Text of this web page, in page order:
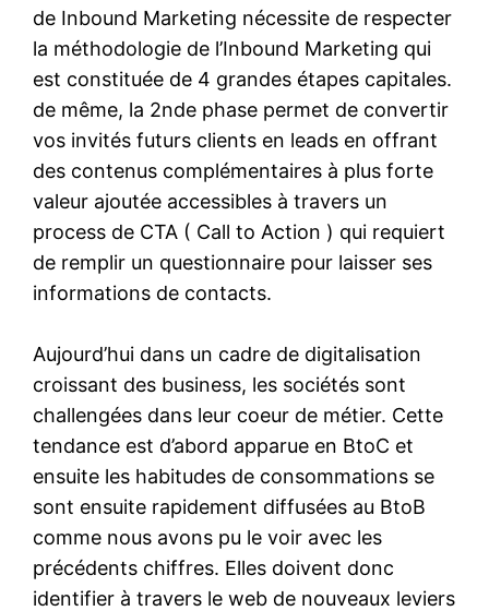
de Inbound Marketing nécessite de respecter
la méthodologie de l’Inbound Marketing qui
est constituée de 4 grandes étapes capitales.
de même, la 2nde phase permet de convertir
vos invités futurs clients en leads en offrant
des contenus complémentaires à plus forte
valeur ajoutée accessibles à travers un
process de CTA ( Call to Action ) qui requiert
de remplir un questionnaire pour laisser ses
informations de contacts.
Aujourd’hui dans un cadre de digitalisation
croissant des business, les sociétés sont
challengées dans leur coeur de métier. Cette
tendance est d’abord apparue en BtoC et
ensuite les habitudes de consommations se
sont ensuite rapidement diffusées au BtoB
comme nous avons pu le voir avec les
précédents chiffres. Elles doivent donc
identifier à travers le web de nouveaux leviers